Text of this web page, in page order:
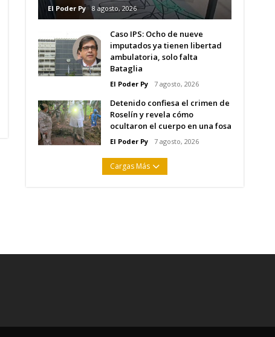
El Poder Py 8 agosto, 2026
Caso IPS: Ocho de nueve
imputados ya tienen libertad
ambulatoria, solo falta
Bataglia
El Poder Py 7 agosto, 2026
Detenido confiesa el crimen de
Roselín y revela cómo
ocultaron el cuerpo en una fosa
El Poder Py 7 agosto, 2026
Cargas Más